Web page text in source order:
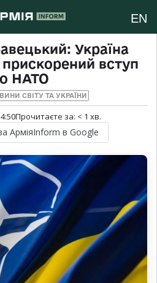
EN
Україна
прискорений вступ
НАТО
СВІТУ ТА УКРАЇНИ
Прочитаєте за: < 1 хв.
АрміяInform в Google